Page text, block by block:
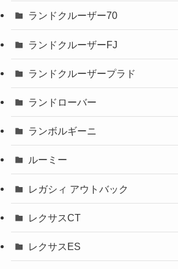
ランドクルーザー70
ランドクルーザーFJ
ランドクルーザープラド
ランドローバー
ランボルギーニ
ルーミー
レガシィ アウトバック
レクサスCT
レクサスES